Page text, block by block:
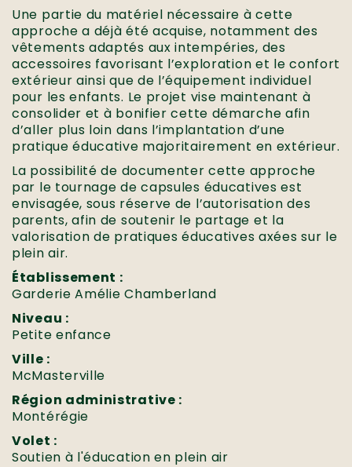
Une partie du matériel nécessaire à cette
approche a déjà été acquise, notamment des
vêtements adaptés aux intempéries, des
accessoires favorisant l’exploration et le confort
extérieur ainsi que de l’équipement individuel
pour les enfants. Le projet vise maintenant à
consolider et à bonifier cette démarche afin
d’aller plus loin dans l’implantation d’une
pratique éducative majoritairement en extérieur.
La possibilité de documenter cette approche
par le tournage de capsules éducatives est
envisagée, sous réserve de l’autorisation des
parents, afin de soutenir le partage et la
valorisation de pratiques éducatives axées sur le
plein air.
Établissement :
Garderie Amélie Chamberland
Niveau :
Petite enfance
Ville :
McMasterville
Région administrative :
Montérégie
Volet :
Soutien à l'éducation en plein air